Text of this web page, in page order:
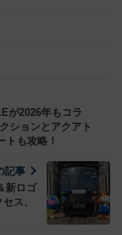
が2026年もコラ
ションとアクアト
トも攻略！
記事
新ロゴ
ス、